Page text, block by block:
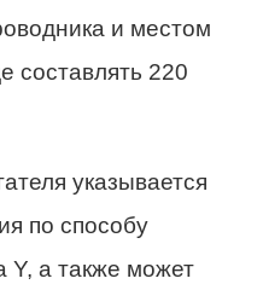
и местом
составлять 220
указывается
по способу
Y, а также может